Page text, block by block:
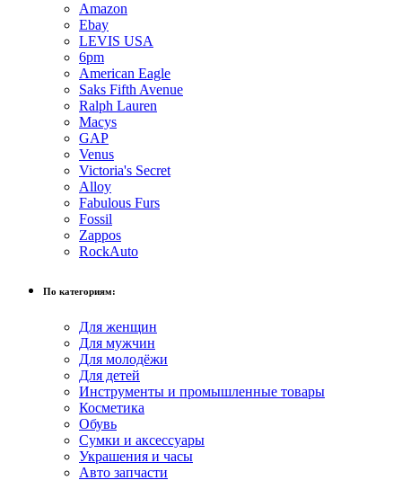
Amazon
Ebay
LEVIS USA
6pm
American Eagle
Saks Fifth Avenue
Ralph Lauren
Macys
GAP
Venus
Victoria's Secret
Alloy
Fabulous Furs
Fossil
Zappos
RockAuto
По категориям:
Для женщин
Для мужчин
Для молодёжи
Для детей
Инструменты и промышленные товары
Косметика
Обувь
Сумки и аксессуары
Украшения и часы
Авто запчасти